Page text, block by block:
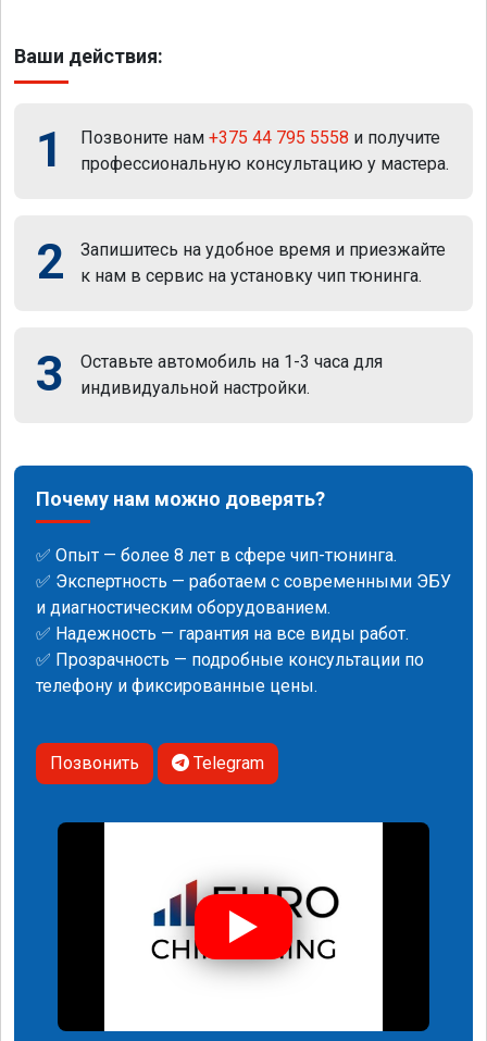
Ваши действия:
1 Позвоните нам +375 44 795 5558 и получите
профессиональную консультацию у мастера.
2
Запишитесь на удобное время и приезжайте
к нам в сервис на установку чип тюнинга.
3
Оставьте автомобиль на 1-3 часа для
индивидуальной настройки.
Почему нам можно доверять?
✅ Опыт — более 8 лет в сфере чип-тюнинга.
✅ Экспертность — работаем с современными ЭБУ
и диагностическим оборудованием.
✅ Надежность — гарантия на все виды работ.
✅ Прозрачность — подробные консультации по
телефону и фиксированные цены.
Позвонить Telegram